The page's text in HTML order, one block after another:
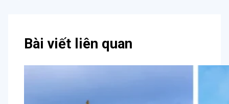
Bài viết liên quan